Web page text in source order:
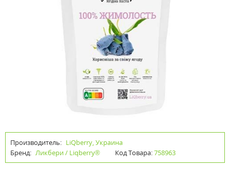
Производитель: LiQberry, Украина
Бренд: Ликбери / Liqberry® Код Товара:758963